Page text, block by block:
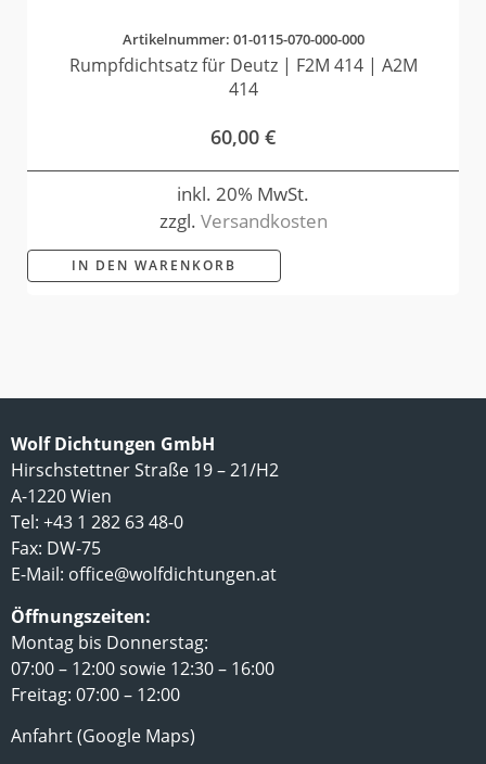
Artikelnummer: 01-0115-070-000-000
Rumpfdichtsatz für Deutz | F2M 414 | A2M
414
60,00 €
inkl. 20% MwSt.
zzgl. Versandkosten
IN DEN WARENKORB
Wolf Dichtungen GmbH
Hirschstettner Straße 19 – 21/H2
A-1220 Wien
Tel: +43 1 282 63 48-0
Fax: DW-75
E-Mail: office@wolfdichtungen.at
Öffnungszeiten:
Montag bis Donnerstag:
07:00 – 12:00 sowie 12:30 – 16:00
Freitag: 07:00 – 12:00
Anfahrt (Google Maps)